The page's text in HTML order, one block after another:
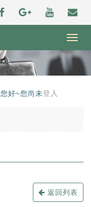
您好~您尚未登入
返回列表